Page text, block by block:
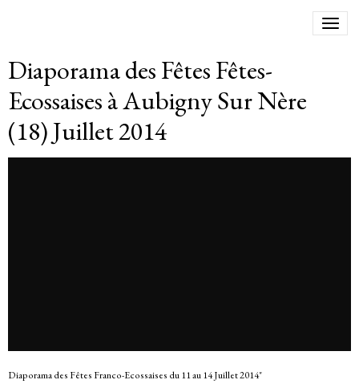
Diaporama des Fêtes Fêtes-
Ecossaises à Aubigny Sur Nère
(18) Juillet 2014
Diaporama des Fêtes Franco-Ecossaises du 11 au 14 Juillet 2014"